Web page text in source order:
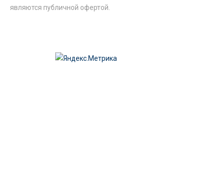
являются публичной офертой.